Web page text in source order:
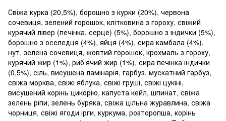
Свіжа курка (20,5%), борошно з курки (20%), червона
сочевиця, зелений горошок, клітковина з гороху, свіжий
курячий лівер (печінка, серце) (5%), борошно з індички (5%),
борошно з оселедця (4%), яйця (4%), сира камбала (4%),
нут, зелена сочевиця, жовтий горошок, крохмаль з гороху,
курячий жир (1%), риб’ячий жир (1%), сира печінка індички
(0,5%), сіль, висушена ламінарія, гарбуз, мускатний гарбуз,
свіжа морква, свіжі яблука, свіжі груші, свіжі цукіні,
висушений корінь цикорію, капуста кейл, шпинат, свіжа
зелень ріпи, зелень буряка, свіжа цільна журавлина, свіжа
чорниця, свіжі ягоди ірги, куркума, розторопша, корінь